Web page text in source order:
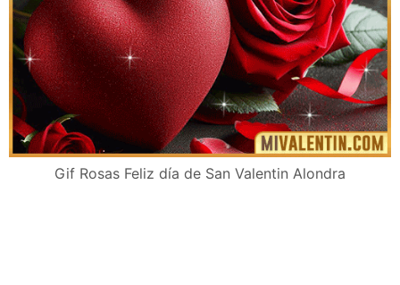
Gif Rosas Feliz día de San Valentin Alondra